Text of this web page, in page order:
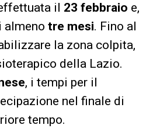
il 23 febbraio e,
almeno tre mesi. Fino al
la zona colpita,
della Lazio.
, i tempi per il
nel finale di
tempo.